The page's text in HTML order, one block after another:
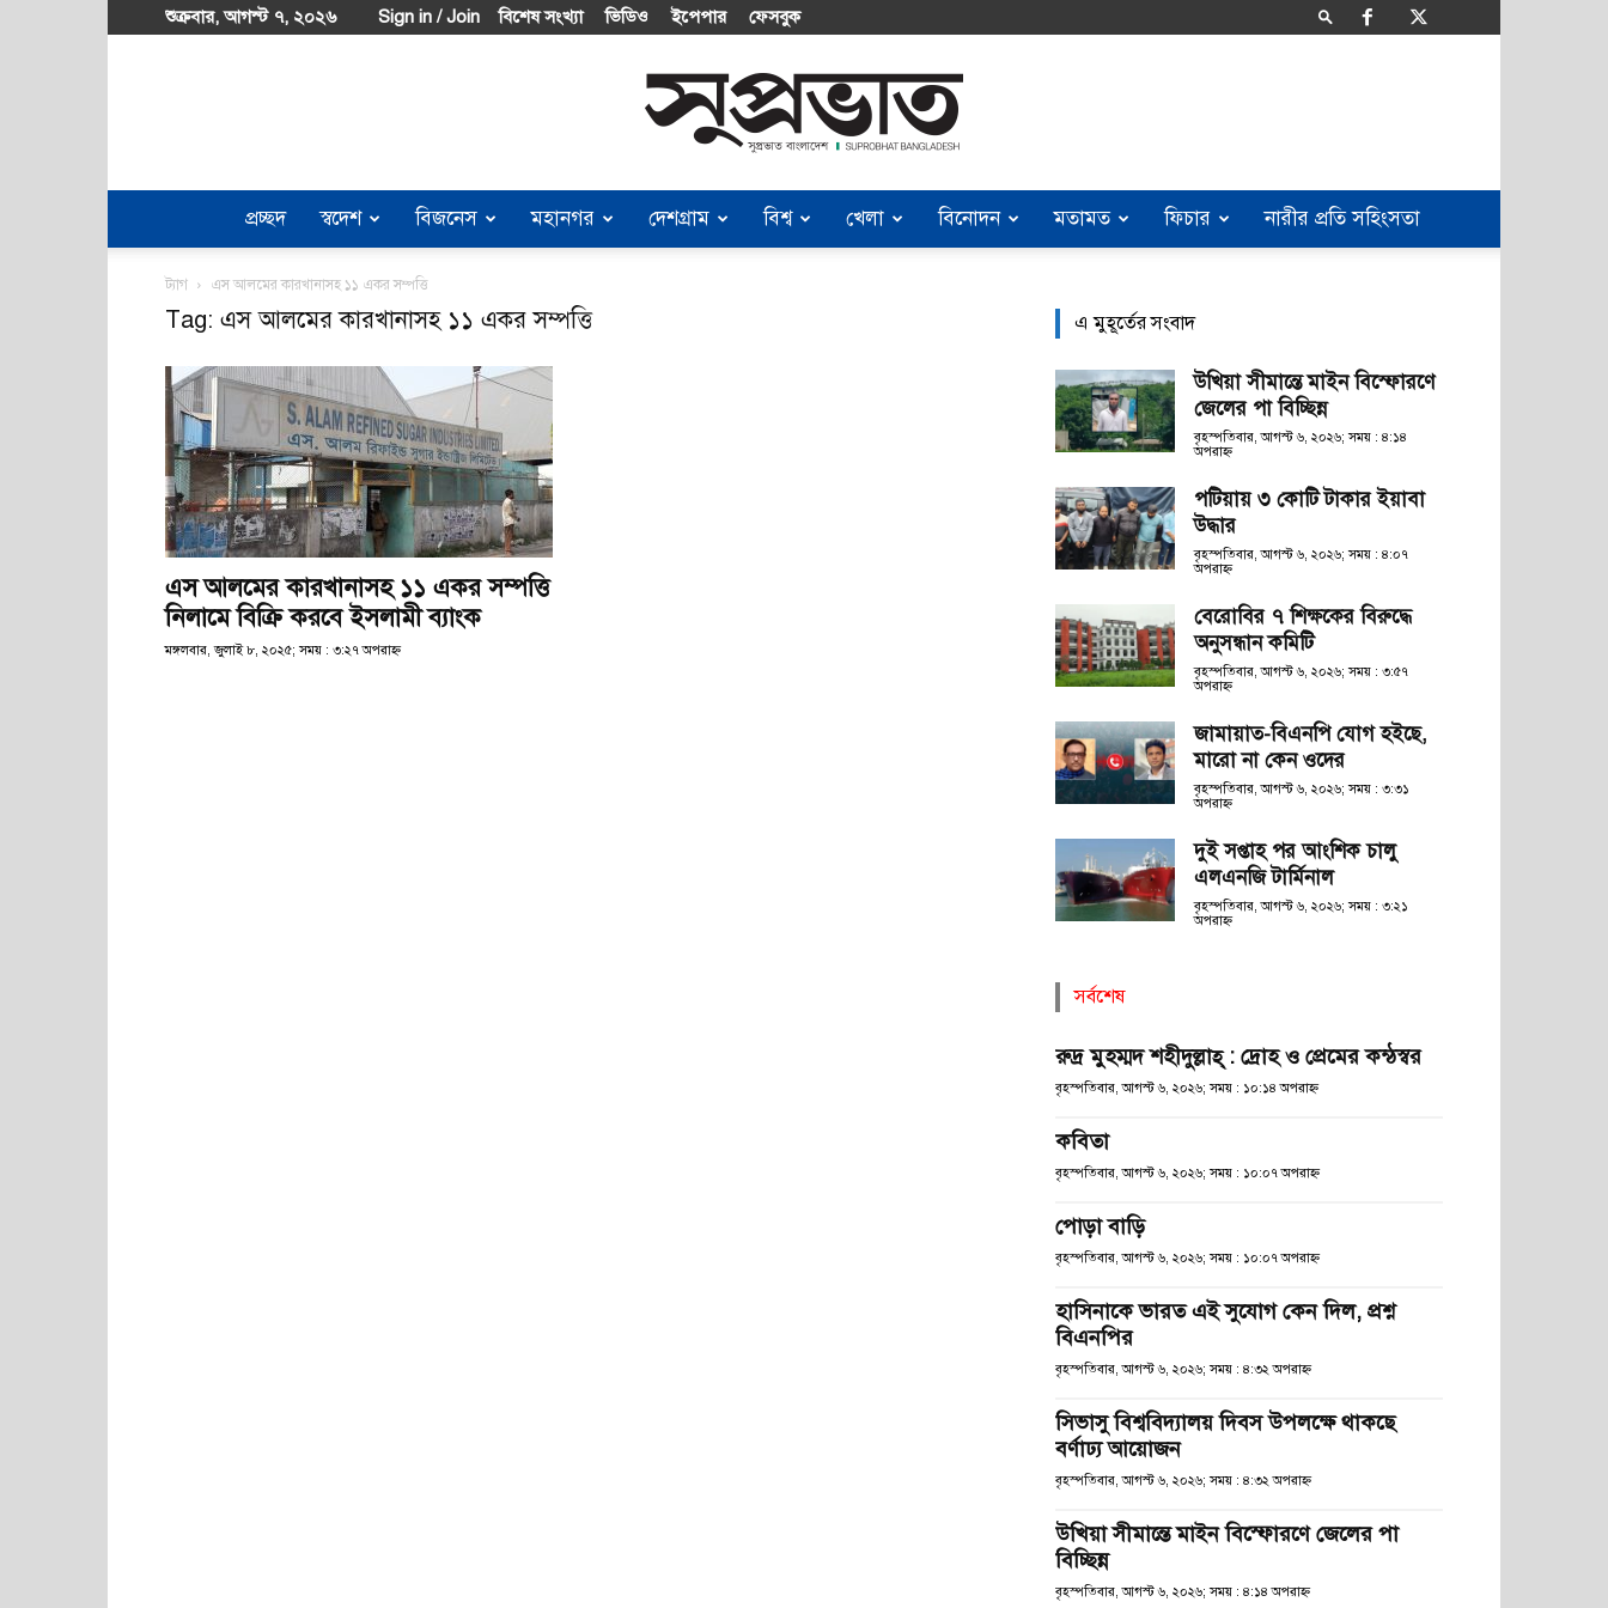
শুক্রবার, আগস্ট ৭, ২০২৬ Sign in / Join বিশেষ সংখ্যা ভিডিও ইপেপার ফেসবুক
Suprobhat
প্রচ্ছদ স্বদেশ বিজনেস মহানগর দেশগ্রাম বিশ্ব খেলা বিনোদন মতামত ফিচার নারীর প্রতি সহিংসতা
ট্যাগ এস আলমের কারখানাসহ ১১ একর সম্পত্তি
Tag: এস আলমের কারখানাসহ ১১ একর সম্পত্তি
এস আলমের কারখানাসহ ১১ একর সম্পত্তি
নিলামে বিক্রি করবে ইসলামী ব্যাংক
মঙ্গলবার, জুলাই ৮, ২০২৫; সময় : ৩:২৭ অপরাহ্ণ
এ মুহূর্তের সংবাদ
উখিয়া সীমান্তে মাইন বিস্ফোরণে
জেলের পা বিচ্ছিন্ন
বৃহস্পতিবার, আগস্ট ৬, ২০২৬; সময় : ৪:১৪
অপরাহ্ণ
পটিয়ায় ৩ কোটি টাকার ইয়াবা
উদ্ধার
বৃহস্পতিবার, আগস্ট ৬, ২০২৬; সময় : ৪:০৭
অপরাহ্ণ
বেরোবির ৭ শিক্ষকের বিরুদ্ধে
অনুসন্ধান কমিটি
বৃহস্পতিবার, আগস্ট ৬, ২০২৬; সময় : ৩:৫৭
অপরাহ্ণ
জামায়াত-বিএনপি যোগ হইছে,
মারো না কেন ওদের
বৃহস্পতিবার, আগস্ট ৬, ২০২৬; সময় : ৩:৩১
অপরাহ্ণ
দুই সপ্তাহ পর আংশিক চালু
এলএনজি টার্মিনাল
বৃহস্পতিবার, আগস্ট ৬, ২০২৬; সময় : ৩:২১
অপরাহ্ণ
সর্বশেষ
রুদ্র মুহম্মদ শহীদুল্লাহ্ : দ্রোহ ও প্রেমের কন্ঠস্বর
বৃহস্পতিবার, আগস্ট ৬, ২০২৬; সময় : ১০:১৪ অপরাহ্ণ
কবিতা
বৃহস্পতিবার, আগস্ট ৬, ২০২৬; সময় : ১০:০৭ অপরাহ্ণ
পোড়া বাড়ি
বৃহস্পতিবার, আগস্ট ৬, ২০২৬; সময় : ১০:০৭ অপরাহ্ণ
হাসিনাকে ভারত এই সুযোগ কেন দিল, প্রশ্ন
বিএনপির
বৃহস্পতিবার, আগস্ট ৬, ২০২৬; সময় : ৪:৩২ অপরাহ্ণ
সিভাসু বিশ্ববিদ্যালয় দিবস উপলক্ষে থাকছে
বর্ণাঢ্য আয়োজন
বৃহস্পতিবার, আগস্ট ৬, ২০২৬; সময় : ৪:৩২ অপরাহ্ণ
উখিয়া সীমান্তে মাইন বিস্ফোরণে জেলের পা
বিচ্ছিন্ন
বৃহস্পতিবার, আগস্ট ৬, ২০২৬; সময় : ৪:১৪ অপরাহ্ণ